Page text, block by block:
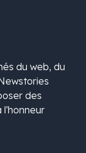
du web, du
des
l'honneur